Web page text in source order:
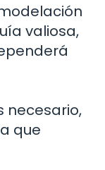
valiosa,
necesario,
que